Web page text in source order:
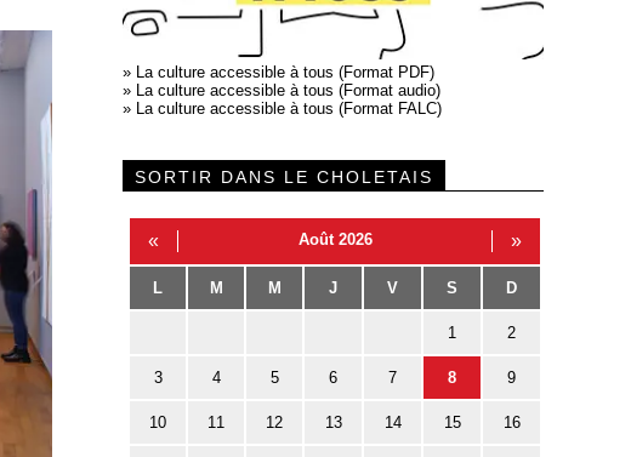
» La culture accessible à tous (Format PDF)
» La culture accessible à tous (Format audio)
» La culture accessible à tous (Format FALC)
SORTIR DANS LE CHOLETAIS
« Août 2026 »
L M M J V S D
1 2
3 4 5 6 7 8 9
10 11 12 13 14 15 16